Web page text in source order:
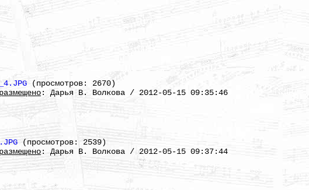
(просмотров: 2670)
: Дарья В. Волкова / 2012-05-15 09:35:46
(просмотров: 2539)
: Дарья В. Волкова / 2012-05-15 09:37:44